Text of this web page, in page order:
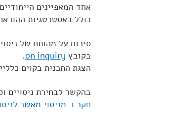
אחד המאפיינים
כולל באסטרטגיות
סיכום על מהותם של
בקובץ on inquiry
.
הצגת התכנית בקוים
בהקשר לבחירת ניסויים
חקר ו-מניסוי מאשר